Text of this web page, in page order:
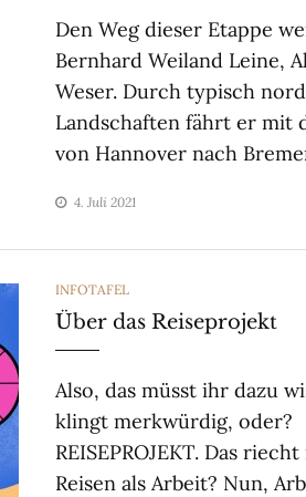
Den Weg dieser Etappe
Bernhard Weiland Leine,
Weser. Durch typisch
Landschaften fährt er mit
von Hannover nach
4. Juli 2021
CATEGORIES
INFOTAFEL
Über das Reiseprojekt
Also, das müsst ihr dazu
klingt merkwürdig, oder?
REISEPROJEKT. Das
Reisen als Arbeit? Nun,